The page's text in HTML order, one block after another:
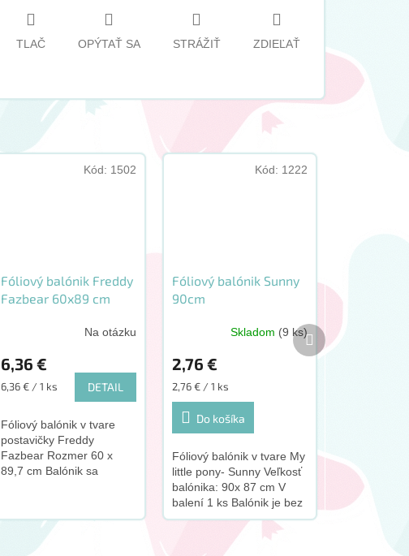
TLAČ OPÝTAŤ SA STRÁŽIŤ ZDIEĽAŤ
Fóliový balónik Freddy
Fazbear 60x89 cm
produktu
je
3,0
5
hviezdičiek.
Na otázku
6,36 €
Jednotková
6,36 € / 1 ks DETAIL
Fóliový balónik v tvare
postavičky Freddy
Fazbear Rozmer 60 x
89,7 cm Balónik sa
Kód: 1502
Fóliový balónik Sunny
90cm
Skladom (9 ks)
2,76 €
Jednotková
cena:
2,76 € / 1 ks
Do košíka
Fóliový balónik v tvare My
little pony- Sunny Veľkosť
balónika: 90x 87 cm V
balení 1 ks Balónik je bez
obalu K tomuto produktu
odporúčame dokúpiť tento
Kód: 1222
Ďalší
produkt